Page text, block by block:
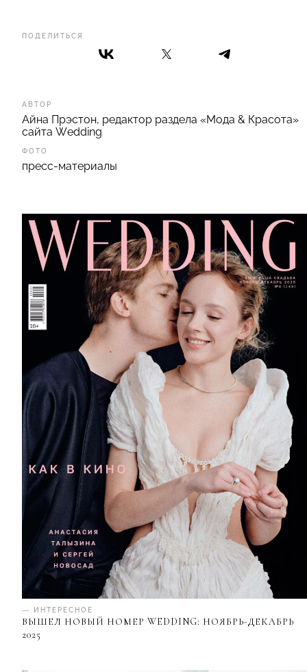
ПОДЕЛИТЬСЯ
АВТОР
Айна Прэстон, редактор раздела «Мода & Красота»
сайта Wedding
ФОТО
пресс-материалы
— ИНТЕРЕСНОЕ
ВЫШЕЛ НОВЫЙ НОМЕР WEDDING: НОЯБРЬ-ДЕКАБРЬ
2025